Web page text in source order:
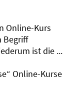
Online-Kurs
Begriff
ist die ...
Online-Kurse